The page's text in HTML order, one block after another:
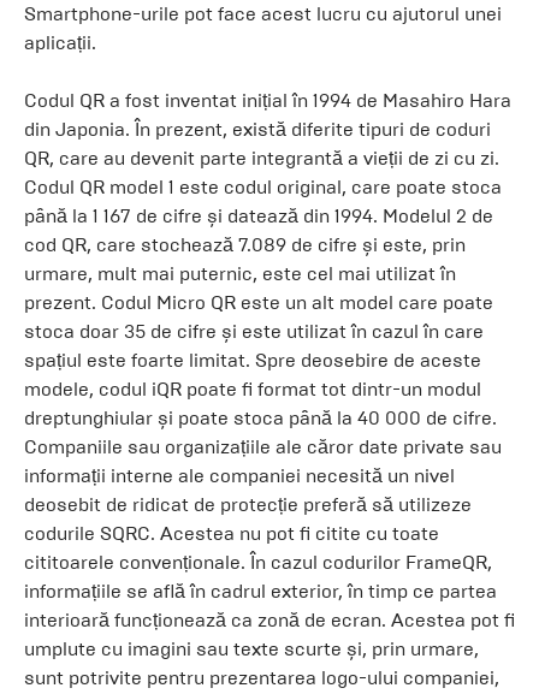
Smartphone-urile pot face acest lucru cu ajutorul unei
aplicații.
Codul QR a fost inventat inițial în 1994 de Masahiro Hara
din Japonia. În prezent, există diferite tipuri de coduri
QR, care au devenit parte integrantă a vieții de zi cu zi.
Codul QR model 1 este codul original, care poate stoca
până la 1 167 de cifre și datează din 1994. Modelul 2 de
cod QR, care stochează 7.089 de cifre și este, prin
urmare, mult mai puternic, este cel mai utilizat în
prezent. Codul Micro QR este un alt model care poate
stoca doar 35 de cifre și este utilizat în cazul în care
spațiul este foarte limitat. Spre deosebire de aceste
modele, codul iQR poate fi format tot dintr-un modul
dreptunghiular și poate stoca până la 40 000 de cifre.
Companiile sau organizațiile ale căror date private sau
informații interne ale companiei necesită un nivel
deosebit de ridicat de protecție preferă să utilizeze
codurile SQRC. Acestea nu pot fi citite cu toate
cititoarele convenționale. În cazul codurilor FrameQR,
informațiile se află în cadrul exterior, în timp ce partea
interioară funcționează ca zonă de ecran. Acestea pot fi
umplute cu imagini sau texte scurte și, prin urmare,
sunt potrivite pentru prezentarea logo-ului companiei,